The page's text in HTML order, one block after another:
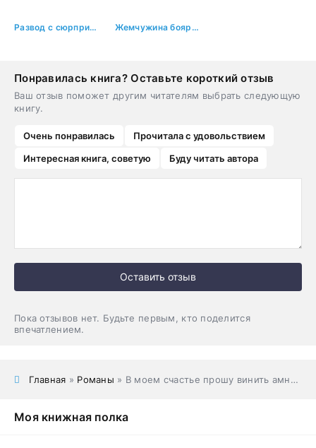
Развод с сюрпризом. Отомщу, но не прощу Жемчужина боярского рода. Часть 2
Понравилась книга? Оставьте короткий отзыв
Ваш отзыв поможет другим читателям выбрать следующую
книгу.
Очень понравилась
Прочитала с удовольствием
Интересная книга, советую
Буду читать автора
Оставить отзыв
Пока отзывов нет. Будьте первым, кто поделится
впечатлением.
Главная » Романы » В моем счастье прошу винить амнезию - Джейд Дэвлин, Ирина Смирнова
Моя книжная полка